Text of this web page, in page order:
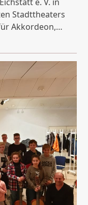
Stadttheaters
Akkordeon,…